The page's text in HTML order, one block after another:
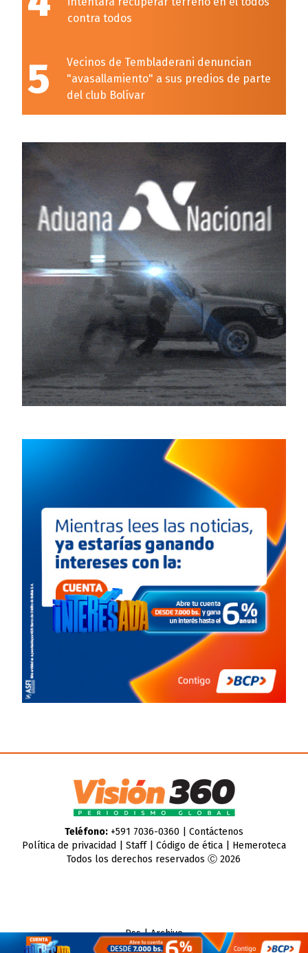
contra todos
5
Vecinos de Tembladerani denuncian
"avasallamiento" a sus predios de parte
del club Bolívar
Teléfono:+591 7036-0360 | Contáctenos
Política de privacidad
Staff| Código de ética| Hemeroteca
Todos los derechos reservados Ⓒ 2026
Rss|Archivo
CMS para mediosbyTroop